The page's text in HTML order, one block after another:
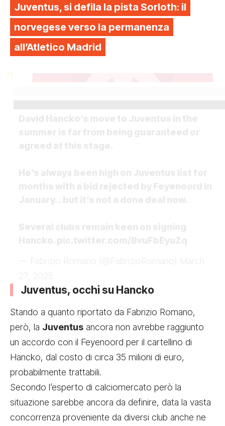
Juventus, si defila la pista Sorloth: il
norvegese verso la permanenza
all’Atletico Madrid
Juventus, occhi su Hancko
Stando a quanto riportato da Fabrizio Romano,
però, la Juventus ancora non avrebbe raggiunto
un accordo con il Feyenoord per il cartellino di
Hancko, dal costo di circa 35 milioni di euro,
probabilmente trattabili.
Secondo l’esperto di calciomercato però la
situazione sarebbe ancora da definire, data la vasta
concorrenza proveniente da diversi club anche ne